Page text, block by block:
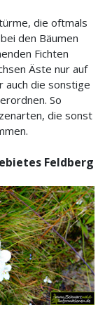
die oftmals
den Bäumen
Fichten
Äste nur auf
auch die sonstige
So
die sonst
Feldberg